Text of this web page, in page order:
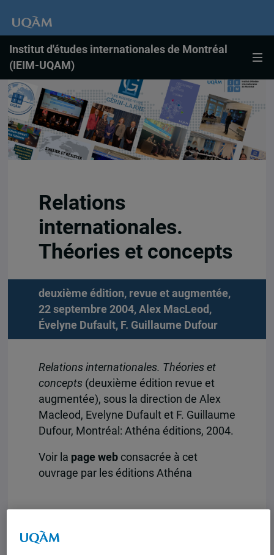
Institut d'études internationales de Montréal
(IEIM-UQAM)
Relations
internationales.
Théories et concepts
deuxième édition, revue et augmentée,
22 septembre 2004, Alex MacLeod ,
Évelyne Dufault, F. Guillaume Dufour
Relations internationales. Théories et
concepts(deuxième édition revue et
augmentée), sous la direction de Alex
Macleod, Evelyne Dufault et F. Guillaume
Dufour, Montréal: Athéna éditions, 2004.
Voir la page webconsacrée à cet
ouvrage par les éditions Athéna